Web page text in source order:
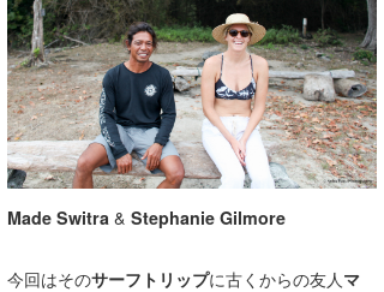
Made Switra &Stephanie Gilmore
今回はそのサーフトリップに古くからの友人 マ
SancheZ
ゴン
米山予報士
wanda
予報士 hiro.